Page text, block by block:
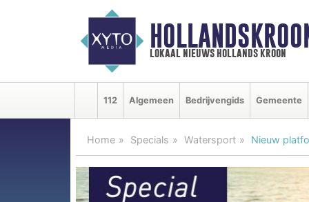
lokaal nieuws hollands kroon
112 Algemeen Bedrijvengids Gemeente
Home Specials Watersport Nieuw